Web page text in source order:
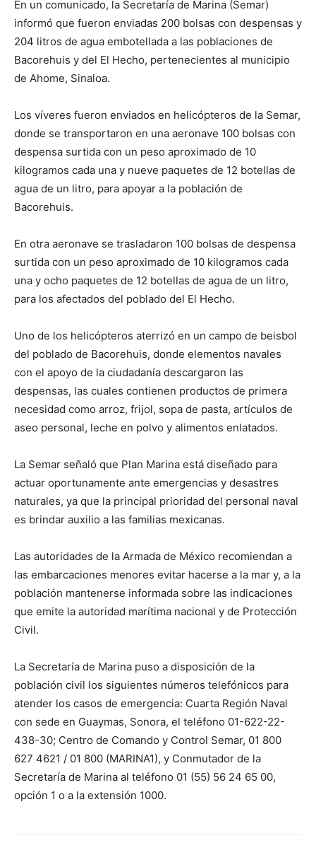
En un comunicado, la Secretaría de Marina (Semar)
informó que fueron enviadas 200 bolsas con despensas y
204 litros de agua embotellada a las poblaciones de
Bacorehuis y del El Hecho, pertenecientes al municipio
de Ahome, Sinaloa.
Los víveres fueron enviados en helicópteros de la Semar,
donde se transportaron en una aeronave 100 bolsas con
despensa surtida con un peso aproximado de 10
kilogramos cada una y nueve paquetes de 12 botellas de
agua de un litro, para apoyar a la población de
Bacorehuis.
En otra aeronave se trasladaron 100 bolsas de despensa
surtida con un peso aproximado de 10 kilogramos cada
una y ocho paquetes de 12 botellas de agua de un litro,
para los afectados del poblado del El Hecho.
Uno de los helicópteros aterrizó en un campo de beisbol
del poblado de Bacorehuis, donde elementos navales
con el apoyo de la ciudadanía descargaron las
despensas, las cuales contienen productos de primera
necesidad como arroz, frijol, sopa de pasta, artículos de
aseo personal, leche en polvo y alimentos enlatados.
La Semar señaló que Plan Marina está diseñado para
actuar oportunamente ante emergencias y desastres
naturales, ya que la principal prioridad del personal naval
es brindar auxilio a las familias mexicanas.
Las autoridades de la Armada de México recomiendan a
las embarcaciones menores evitar hacerse a la mar y, a la
población mantenerse informada sobre las indicaciones
que emite la autoridad marítima nacional y de Protección
Civil.
La Secretaría de Marina puso a disposición de la
población civil los siguientes números telefónicos para
atender los casos de emergencia: Cuarta Región Naval
con sede en Guaymas, Sonora, el teléfono 01-622-22-
438-30; Centro de Comando y Control Semar, 01 800
627 4621 / 01 800 (MARINA1), y Conmutador de la
Secretaría de Marina al teléfono 01 (55) 56 24 65 00,
opción 1 o a la extensión 1000.